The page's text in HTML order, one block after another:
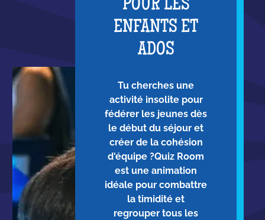
POUR LES
ENFANTS ET
ADOS
Tu cherches une
activité insolite pour
fédérer les jeunes dès
le début du séjour et
créer de la cohésion
d'équipe ?Quiz Room
est une animation
idéale pour combattre
la timidité et
regrouper tous les